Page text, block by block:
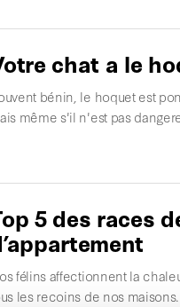
chat a le
bénin, le hoquet est
même s'il n'est pas
5 des races
félins affectionnent la
les recoins de nos